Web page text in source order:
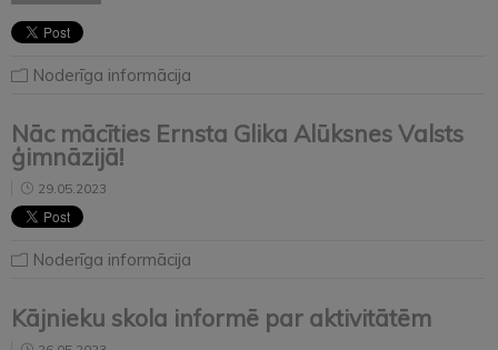
Noderīga informācija
Nāc mācīties Ernsta Glika Alūksnes Valsts
ģimnāzijā!
29.05.2023
Noderīga informācija
Kājnieku skola informē par aktivitātēm